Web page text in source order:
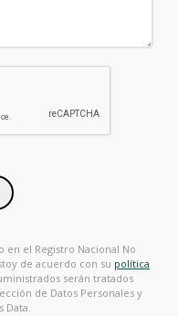
el Registro Nacional No
de acuerdo con su política
serán tratados
de Datos Personales y
Data.